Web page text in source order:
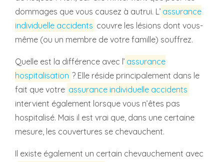
dommages que vous causez à autrui. L’ assurance
individuelle accidents couvre les lésions dont vous-
même (ou un membre de votre famille) souffrez.
Quelle est la différence avec l’ assurance
hospitalisation ? Elle réside principalement dans le
fait que votre assurance individuelle accidents
intervient également lorsque vous n’êtes pas
hospitalisé. Mais il est vrai que, dans une certaine
mesure, les couvertures se chevauchent.
Il existe également un certain chevauchement avec